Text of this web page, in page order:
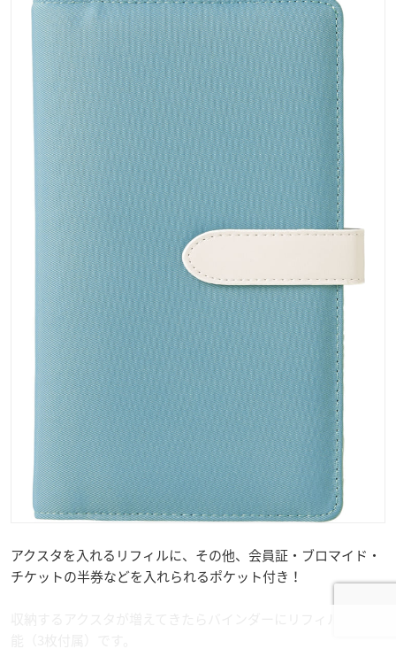
アクスタを入れるリフィルに、その他、会員証・ブロマイド・
チケットの半券などを入れられるポケット付き！